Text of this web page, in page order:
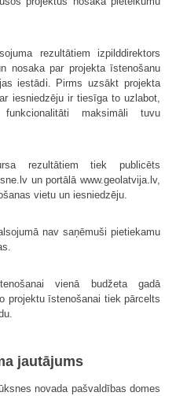
rezultātiem izpilddirektors
nosaka par projekta īstenošanu
iestādi. Pirms uzsākt projekta
iesniedzēju ir tiesīga to uzlabot,
maksimāli tuvu
rezultātiem tiek publicēts
un portālā www.geolatvija.lv,
vietu un iesniedzēju.
nav saņēmuši pietiekamu
vienā budžeta gadā
projektu īstenošanai tiek pārcelts
jautājums
novada pašvaldības domes